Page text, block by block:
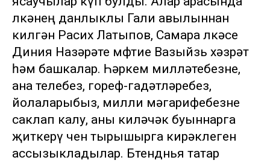
өлкәнең данлыклы Гали авылыннан
килгән Расих Латыпов, Самара өлкәсе
Диния Назәрәте мөфтие Вазыйзь хәзрәт
һәм башкалар. Һәркем милләтебезне,
ана телебез, гореф-гадәтләребез,
йолаларыбыз, милли мәгарифебезне
саклап калу, аны киләчәк буыннарга
җиткерү өчен тырышырга кирәклеген
ассызыкладылар. Бөтендөнья татар